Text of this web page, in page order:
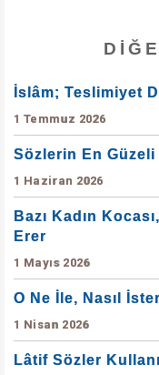
İslâm; Teslimiyet
1 Temmuz 2026
Sözlerin En Güzeli
1 Haziran 2026
Bazı Kadın
Erer
1 Mayıs 2026
O Ne İle, Nasıl
1 Nisan 2026
Lâtif Sözler